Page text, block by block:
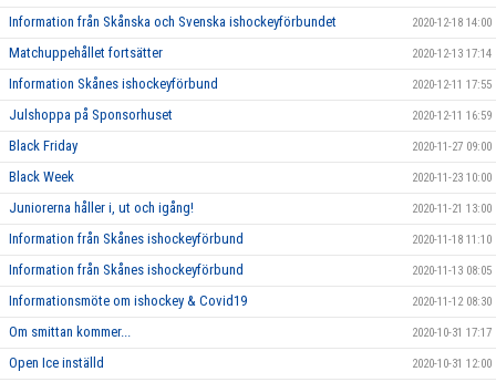
Information från Skånska och Svenska ishockeyförbundet 2020-12-18 14:00
Matchuppehållet fortsätter 2020-12-13 17:14
Information Skånes ishockeyförbund 2020-12-11 17:55
Julshoppa på Sponsorhuset 2020-12-11 16:59
Black Friday 2020-11-27 09:00
Black Week 2020-11-23 10:00
Juniorerna håller i, ut och igång! 2020-11-21 13:00
Information från Skånes ishockeyförbund 2020-11-18 11:10
Information från Skånes ishockeyförbund 2020-11-13 08:05
Informationsmöte om ishockey & Covid19 2020-11-12 08:30
Om smittan kommer... 2020-10-31 17:17
Open Ice inställd 2020-10-31 12:00